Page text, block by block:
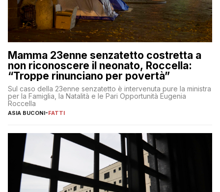
Mamma 23enne senzatetto costretta a
non riconoscere il neonato, Roccella:
“Troppe rinunciano per povertà”
Sul caso della 23enne senzatetto è intervenuta pure la ministra
per la Famiglia, la Natalità e le Pari Opportunità Eugenia
Roccella
ASIA BUCONI-FATTI